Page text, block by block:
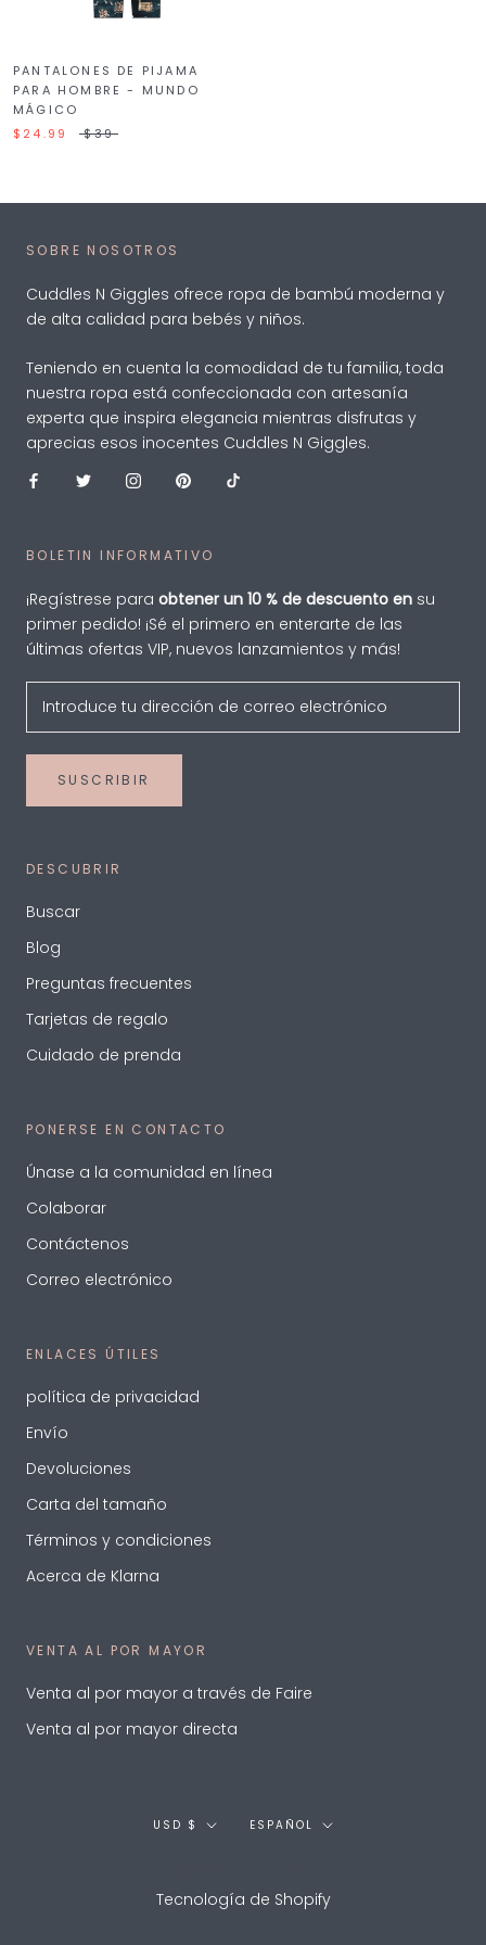
PANTALONES DE PIJAMA
PARA HOMBRE - MUNDO
MÁGICO
$24.99
$39
SOBRE NOSOTROS
Cuddles N Giggles ofrece ropa de bambú moderna y
de alta calidad para bebés y niños.
Teniendo en cuenta la comodidad de tu familia, toda
nuestra ropa está confeccionada con artesanía
experta que inspira elegancia mientras disfrutas y
aprecias esos inocentes Cuddles N Giggles.
BOLETIN INFORMATIVO
¡Regístrese para obtener un 10 % de descuento en su
primer pedido! ¡Sé el primero en enterarte de las
últimas ofertas VIP, nuevos lanzamientos y más!
SUSCRIBIR
DESCUBRIR
Buscar
Blog
Preguntas frecuentes
Tarjetas de regalo
Cuidado de prenda
PONERSE EN CONTACTO
Únase a la comunidad en línea
Colaborar
Contáctenos
Correo electrónico
ENLACES ÚTILES
política de privacidad
Envío
Devoluciones
Carta del tamaño
Términos y condiciones
Acerca de Klarna
VENTA AL POR MAYOR
Venta al por mayor a través de Faire
Venta al por mayor directa
Divisa
USD $ Idioma
ESPAÑOL
Tecnología de Shopify